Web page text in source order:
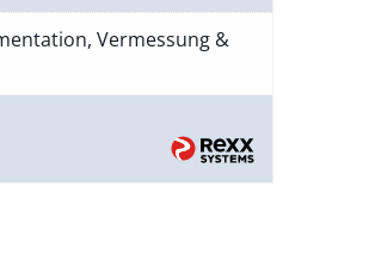
Vermessung &